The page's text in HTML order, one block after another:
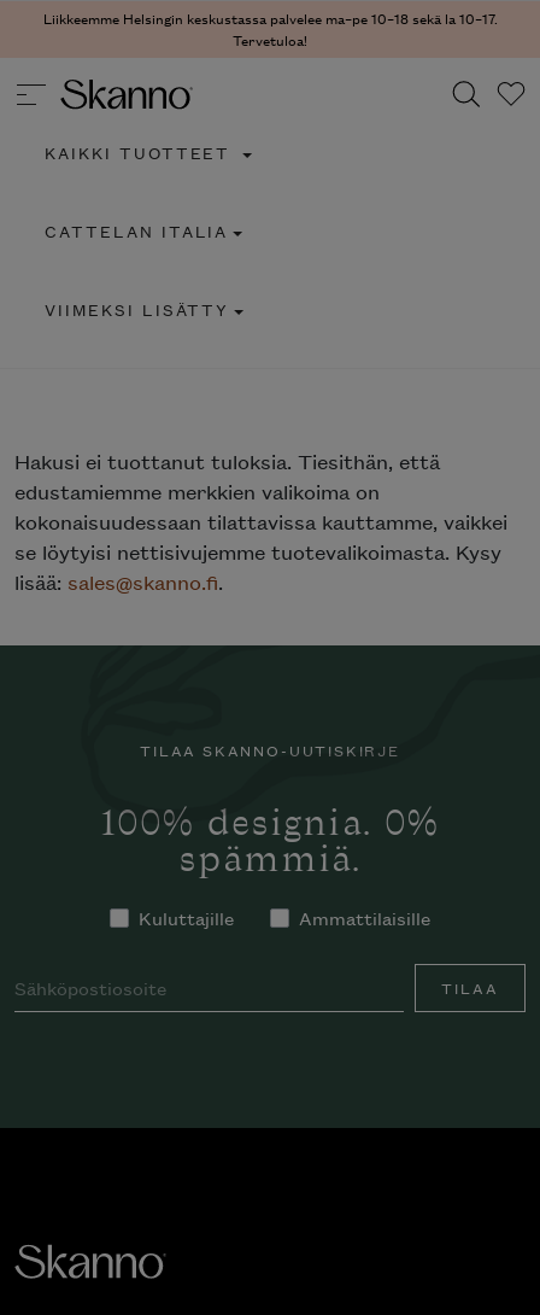
Liikkeemme Helsingin keskustassa palvelee ma–pe 10–18 sekä la 10–17.
Tervetuloa!
Type 2 or more characters for results.
KAIKKI TUOTTEET
CATTELAN ITALIA
VIIMEKSI LISÄTTY
Hakusi ei tuottanut tuloksia. Tiesithän, että
edustamiemme merkkien valikoima on
kokonaisuudessaan tilattavissa kauttamme, vaikkei
se löytyisi nettisivujemme tuotevalikoimasta. Kysy
lisää: sales@skanno.fi.
TILAA SKANNO-UUTISKIRJE
100% designia. 0%
spämmiä.
Kuluttajille Ammattilaisille
TILAA